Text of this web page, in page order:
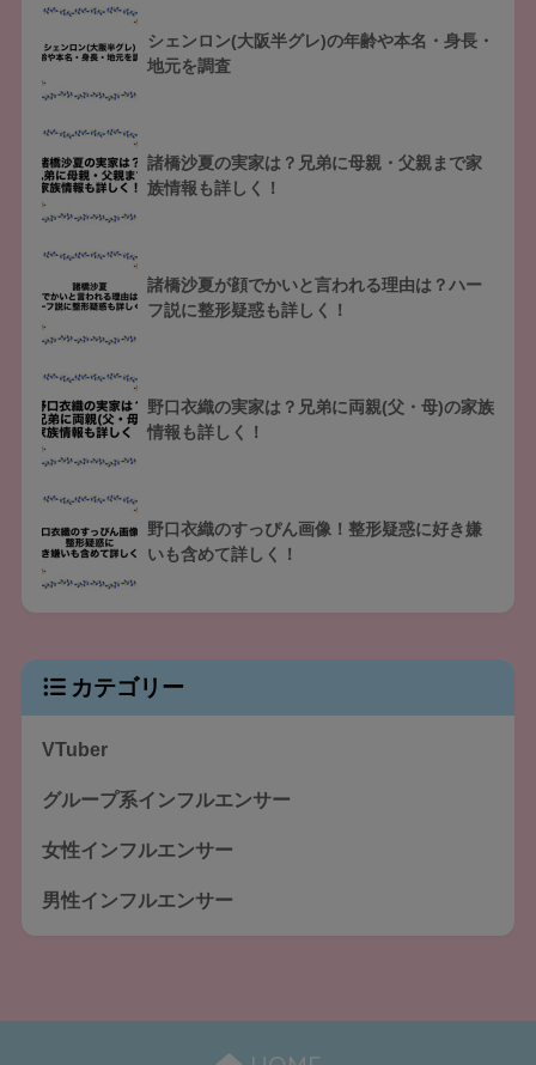
シェンロン(大阪半グレ)の年齢や本名・身長・
地元を調査
諸橋沙夏の実家は？兄弟に母親・父親まで家
族情報も詳しく！
諸橋沙夏が顔でかいと言われる理由は？ハー
フ説に整形疑惑も詳しく！
野口衣織の実家は？兄弟に両親(父・母)の家族
情報も詳しく！
野口衣織のすっぴん画像！整形疑惑に好き嫌
いも含めて詳しく！
カテゴリー
VTuber
グループ系インフルエンサー
女性インフルエンサー
男性インフルエンサー